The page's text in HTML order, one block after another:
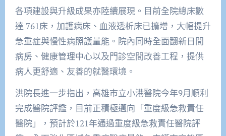
各項建設與升級成果亦陸續展現。目前全院總床數
達 761床，加護病床、血液透析床已擴增，大幅提升
急重症與慢性病照護量能。院內同時全面翻新日間
病房、健康管理中心以及門診空間改善工程，提供
病人更舒適、友善的就醫環境。
洪院長進一步指出，高雄市立小港醫院今年9月順利
完成醫院評鑑，目前正積極邁向「重度級急救責任
醫院」，預計於121年通過重度級急救責任醫院評